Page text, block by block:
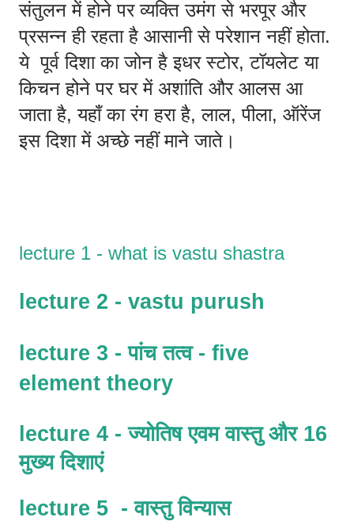
संतुलन में होने पर व्यक्ति उमंग से भरपूर और
प्रसन्न ही रहता है आसानी से परेशान नहीं होता.
ये  पूर्व दिशा का जोन है इधर स्टोर, टॉयलेट या
किचन होने पर घर में अशांति और आलस आ
जाता है, यहाँ का रंग हरा है, लाल, पीला, ऑरेंज
इस दिशा में अच्छे नहीं माने जाते।
lecture 1 - what is vastu shastra
lecture 2 - vastu purush
lecture 3 - पांच तत्व - five
element theory
lecture 4 - ज्योतिष एवम वास्तु और 16
मुख्य दिशाएं
lecture 5  - वास्तु विन्यास